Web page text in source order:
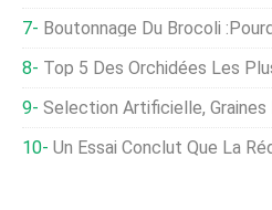
Boutonnage Du Brocoli :pourquoi Le
Top 5 Des Orchidées Les
Selection Artificielle, Graines D'héritage, Et
Un Essai Conclut Que La Réduction Des Protéines Brutes Dans